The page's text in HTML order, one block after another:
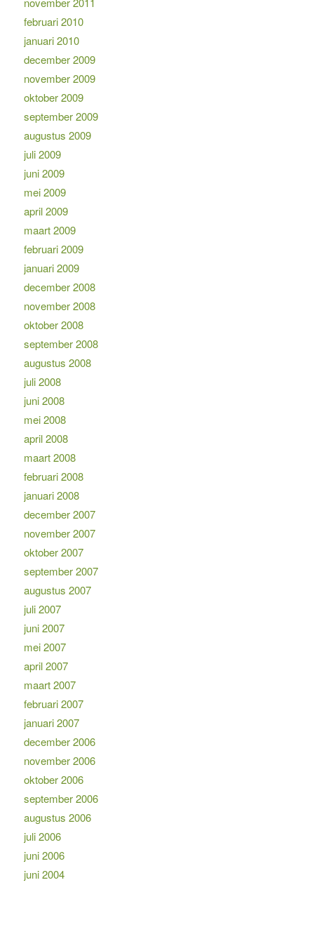
februari 2010
januari 2010
december 2009
november 2009
oktober 2009
september 2009
augustus 2009
juli 2009
juni 2009
mei 2009
april 2009
maart 2009
februari 2009
januari 2009
december 2008
november 2008
oktober 2008
september 2008
augustus 2008
juli 2008
juni 2008
mei 2008
april 2008
maart 2008
februari 2008
januari 2008
december 2007
november 2007
oktober 2007
september 2007
augustus 2007
juli 2007
juni 2007
mei 2007
april 2007
maart 2007
februari 2007
januari 2007
december 2006
november 2006
oktober 2006
september 2006
augustus 2006
juli 2006
juni 2006
juni 2004